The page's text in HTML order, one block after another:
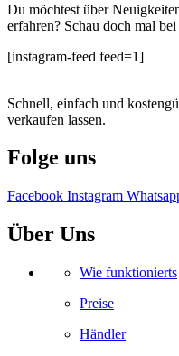
Du möchtest über
erfahren? Schau doch mal
[instagram-feed feed=1]
Schnell, einfach und
verkaufen lassen.
Folge uns
Facebook Instagram
Über Uns
Wie funktionierts
Preise
Händler